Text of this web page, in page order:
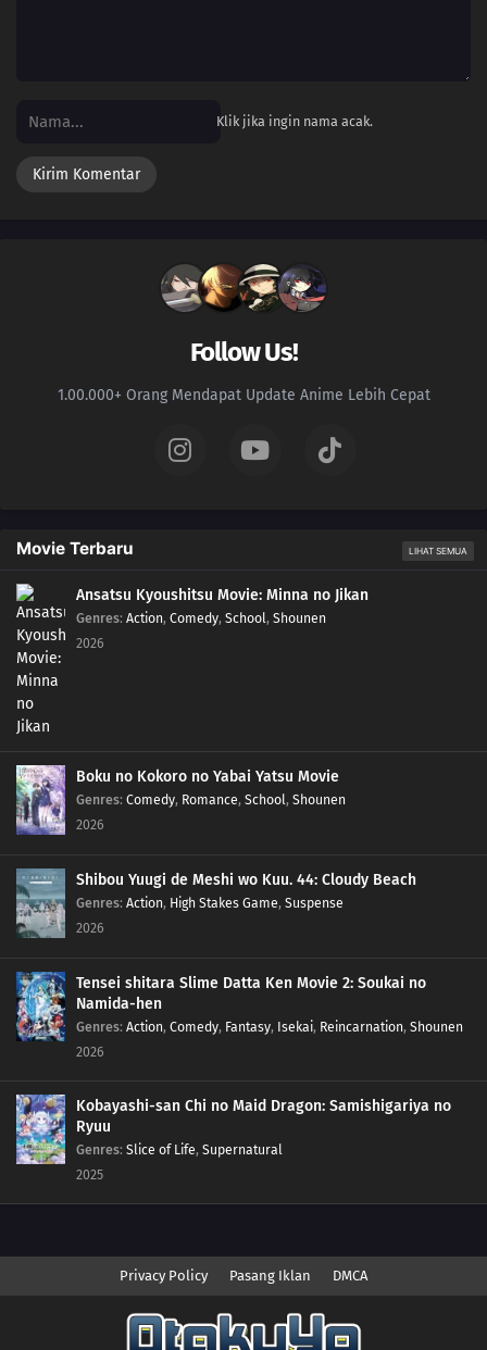
Klik jika ingin nama acak.
Follow Us!
1.00.000+ Orang Mendapat Update Anime Lebih Cepat
Movie Terbaru LIHAT SEMUA
Ansatsu Kyoushitsu Movie: Minna no Jikan
Genres: Action, Comedy, School, Shounen
2026
Boku no Kokoro no Yabai Yatsu Movie
Genres: Comedy, Romance, School, Shounen
2026
Shibou Yuugi de Meshi wo Kuu. 44: Cloudy Beach
Genres: Action, High Stakes Game, Suspense
2026
Tensei shitara Slime Datta Ken Movie 2: Soukai no
Namida-hen
Genres: Action, Comedy, Fantasy, Isekai, Reincarnation, Shounen
2026
Kobayashi-san Chi no Maid Dragon: Samishigariya no
Ryuu
Genres: Slice of Life, Supernatural
2025
Privacy Policy Pasang Iklan DMCA